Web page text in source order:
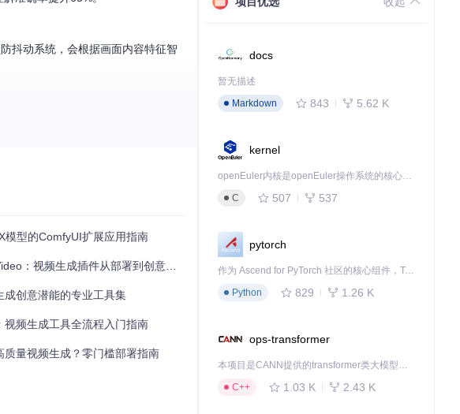
抖动系统，会根据画面内容特征智
存设备也能流畅运行。通过修改
模型的ComfyUI扩展应用指南
频生成插件从部署到创意实践全指南
创意潜能的专业工具集
频生成工具全流程入门指南
量视频生成？零门槛部署指南
docs
暂无描述
Markdown
843 5.62 K
kernel
openEuler内核是openEuler操作系统的核心，既是系统性能与稳定性的基石，也是连接处理器、设备与服务的桥梁。
C
507 537
pytorch
作为 Ascend for PyTorch 社区的核心组件，TorchNPU 是昇腾专为 PyTorch 打造的深度学习适配插件，使 PyTorch 框架能够直接调用昇腾 NPU，为开发者提供昇腾 AI 处理器的超强算力。
Python
829 1.26 K
ops-transformer
本项目是CANN提供的transformer类大模型算子库，实现网络在NPU上加速计算。
C++
1.03 K 2.43 K